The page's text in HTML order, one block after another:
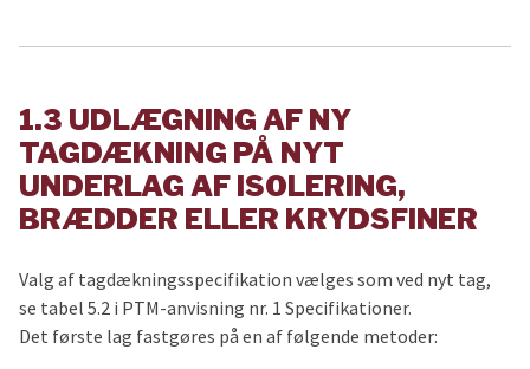
1.3 UDLÆGNING AF NY
TAGDÆKNING PÅ NYT
UNDERLAG AF ISOLERING,
BRÆDDER ELLER KRYDSFINER
Valg af tagdækningsspecifikation vælges som ved nyt tag,
se tabel 5.2 i PTM-anvisning nr. 1 Specifikationer.
Det første lag fastgøres på en af følgende metoder: